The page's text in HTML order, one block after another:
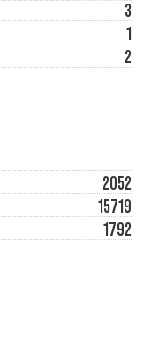
3
1
2
2052
15719
1792